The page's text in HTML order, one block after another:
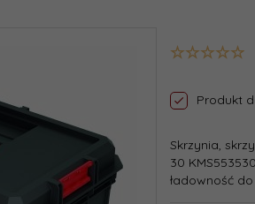
Produkt
Skrzynia,
30
ładowność